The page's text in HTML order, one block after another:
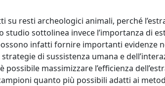
su resti archeologici animali, perché
sottolinea invece l’importanza di
infatti fornire importanti evidenze
di sussistenza umana e
massimizzare l’efficienza
quanto più possibili adatti ai